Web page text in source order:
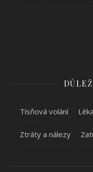
Tísňová volání
Ztráty a nálezy